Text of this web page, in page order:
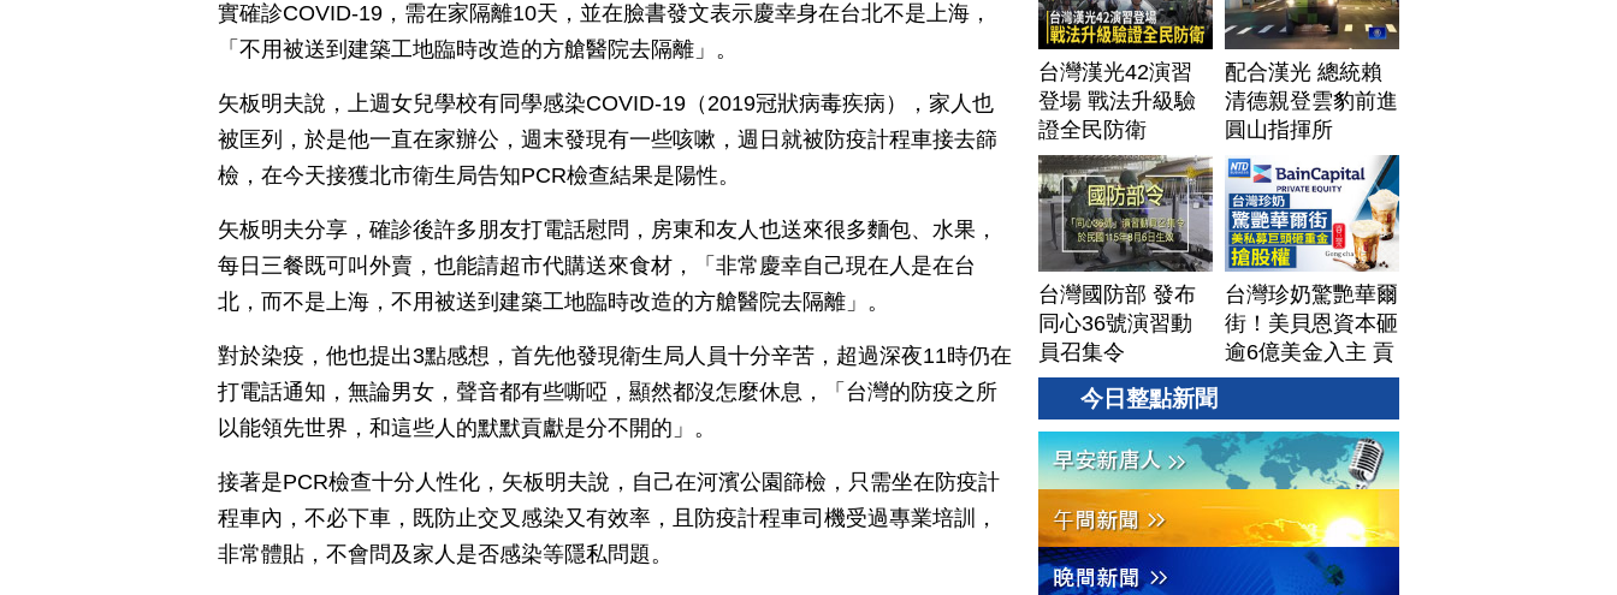
實確診COVID-19，需在家隔離10天，並在臉書發文表示慶幸身在台北不是上海，
「不用被送到建築工地臨時改造的方艙醫院去隔離」。
矢板明夫說，上週女兒學校有同學感染COVID-19（2019冠狀病毒疾病），家人也
被匡列，於是他一直在家辦公，週末發現有一些咳嗽，週日就被防疫計程車接去篩
檢，在今天接獲北市衛生局告知PCR檢查結果是陽性。
矢板明夫分享，確診後許多朋友打電話慰問，房東和友人也送來很多麵包、水果，
每日三餐既可叫外賣，也能請超市代購送來食材，「非常慶幸自己現在人是在台
北，而不是上海，不用被送到建築工地臨時改造的方艙醫院去隔離」。
對於染疫，他也提出3點感想，首先他發現衛生局人員十分辛苦，超過深夜11時仍在
打電話通知，無論男女，聲音都有些嘶啞，顯然都沒怎麼休息，「台灣的防疫之所
以能領先世界，和這些人的默默貢獻是分不開的」。
接著是PCR檢查十分人性化，矢板明夫說，自己在河濱公園篩檢，只需坐在防疫計
程車內，不必下車，既防止交叉感染又有效率，且防疫計程車司機受過專業培訓，
非常體貼，不會問及家人是否感染等隱私問題。
台灣漢光42演習
登場 戰法升級驗
證全民防衛
配合漢光 總統賴
清德親登雲豹前進
圓山指揮所
台灣國防部 發布
同心36號演習動
員召集令
台灣珍奶驚艷華爾
街！美貝恩資本砸
逾6億美金入主 貢
茶拓國際版圖加速
聞｜
20260806(四)
今日整點新聞